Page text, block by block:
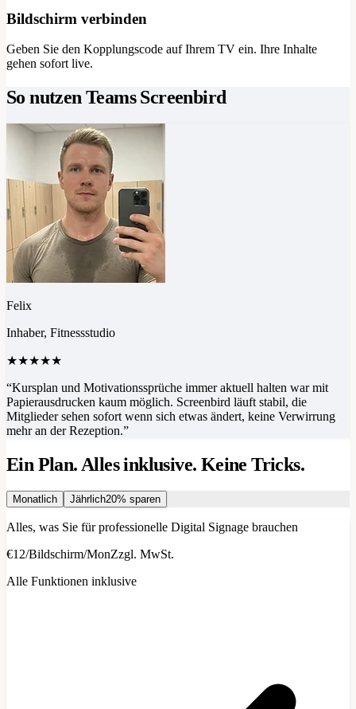
Bildschirm verbinden
Geben Sie den Kopplungscode auf Ihrem TV ein. Ihre Inhalte
gehen sofort live.
So nutzen Teams Screenbird
Felix
Inhaber, Fitnessstudio
★★★★★
“Kursplan und Motivationssprüche immer aktuell halten war mit
Papierausdrucken kaum möglich. Screenbird läuft stabil, die
Mitglieder sehen sofort wenn sich etwas ändert, keine Verwirrung
mehr an der Rezeption.”
Ein Plan. Alles inklusive. Keine Tricks.
Monatlich Jährlich20% sparen
Alles, was Sie für professionelle Digital Signage brauchen
€12/Bildschirm/MonZzgl. MwSt.
Alle Funktionen inklusive